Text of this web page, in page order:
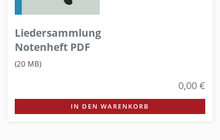
Liedersammlung
Notenheft PDF
(20 MB)
0,00 €
IN DEN WARENKORB